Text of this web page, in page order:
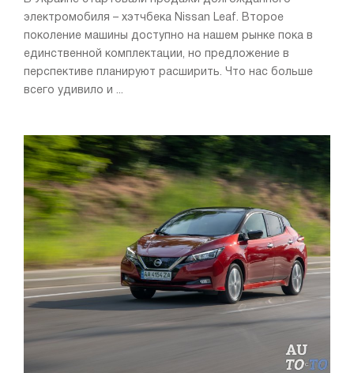
электромобиля – хэтчбека Nissan Leaf. Второе
поколение машины доступно на нашем рынке пока в
единственной комплектации, но предложение в
перспективе планируют расширить. Что нас больше
всего удивило и ...